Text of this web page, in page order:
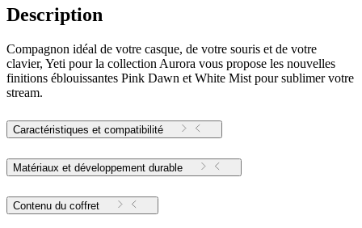
Description
Compagnon idéal de votre casque, de votre souris et de votre
clavier, Yeti pour la collection Aurora vous propose les nouvelles
finitions éblouissantes Pink Dawn et White Mist pour sublimer votre
stream.
Caractéristiques et compatibilité
Matériaux et développement durable
Contenu du coffret